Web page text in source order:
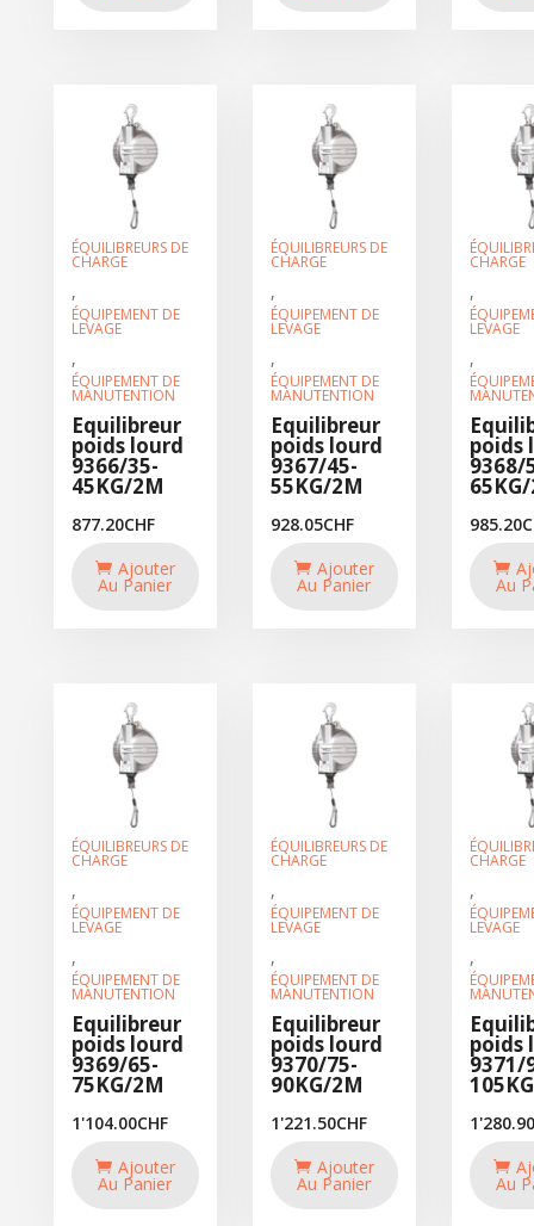
ÉQUILIBREURS DE
CHARGE
,
ÉQUIPEMENT DE
LEVAGE
,
ÉQUIPEMENT DE
MANUTENTION
Equilibreur
poids lourd
9366/35-
45KG/2M
877.20CHF
Ajouter
Au Panier
ÉQUILIBREURS DE
CHARGE
,
ÉQUIPEMENT DE
LEVAGE
,
ÉQUIPEMENT DE
MANUTENTION
Equilibreur
poids lourd
9367/45-
55KG/2M
928.05CHF
Ajouter
Au Panier
CHARGE
,
LEVAGE
,
poids
9368/
985.20
Au
ÉQUILIBREURS DE
CHARGE
,
ÉQUIPEMENT DE
LEVAGE
,
ÉQUIPEMENT DE
MANUTENTION
Equilibreur
poids lourd
9369/65-
75KG/2M
1'104.00CHF
Ajouter
Au Panier
ÉQUILIBREURS DE
CHARGE
,
ÉQUIPEMENT DE
LEVAGE
,
ÉQUIPEMENT DE
MANUTENTION
Equilibreur
poids lourd
9370/75-
90KG/2M
1'221.50CHF
Ajouter
Au Panier
CHARGE
,
LEVAGE
,
poids
9371/
1'280.90
Au